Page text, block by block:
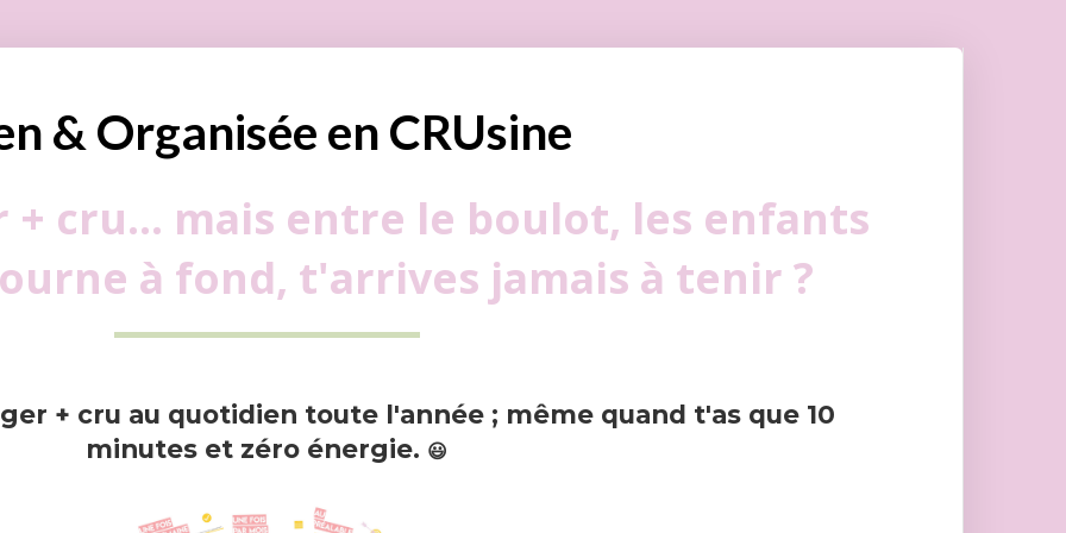
& Organisée en CRUsine
+ cru… mais entre le boulot, les enfants
à fond, t'arrives jamais à tenir ?
+ cru au quotidien toute l'année ; même quand t'as que 10
minutes et zéro énergie. 😃